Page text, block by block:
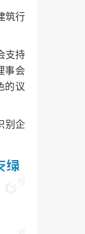
筑行
支持
事会
的议
别企